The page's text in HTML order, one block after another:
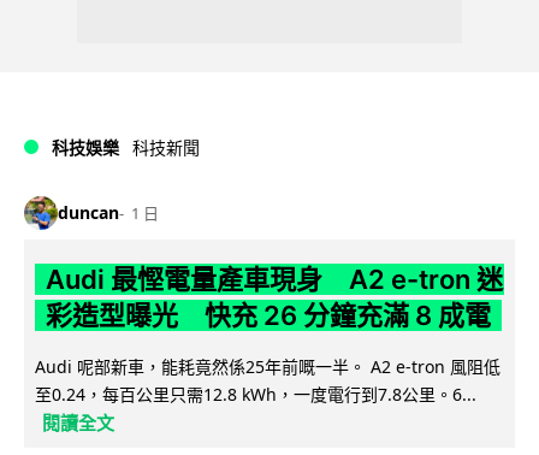
科技娛樂 科技新聞
duncan 1 日
Audi 最慳電量產車現身 A2 e-tron 迷
彩造型曝光 快充 26 分鐘充滿 8 成電
Audi 呢部新車，能耗竟然係25年前嘅一半。 A2 e-tron 風阻低
至0.24，每百公里只需12.8 kWh，一度電行到7.8公里。6...
閱讀全文